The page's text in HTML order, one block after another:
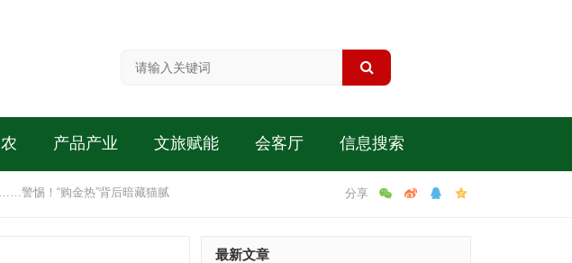
产品产业 文旅赋能 会客厅 信息搜索
警惕！“购金热”背后暗藏猫腻
最新文章